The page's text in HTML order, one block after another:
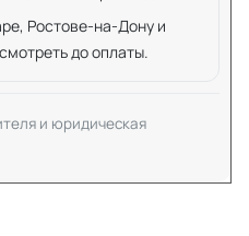
Ростове-на-Дону и
до оплаты.
и юридическая